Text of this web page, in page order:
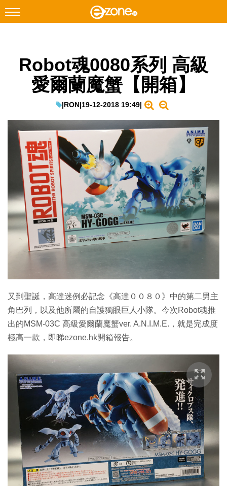
Facebook Instagram
科技焦點
遊戲動漫
教學評測
EduTech
IT Times
生成式AI與雲端應用
Enterprise Digital Transformation
特集
Robot魂0080系列 高級
愛爾蘭魔蟹【開箱】
|RON|19-12-2018 19:49|
又到聖誕，高達迷例必記念《高達００８０》中的第二男主
角巴列，以及他所屬的自護獨眼巨人小隊。今次Robot魂推
出的MSM-03C 高級愛爾蘭魔蟹ver. A.N.I.M.E.，就是完成度
極高一款，即睇ezone.hk開箱報告。